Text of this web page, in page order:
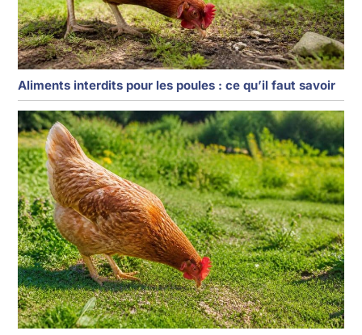
Aliments interdits pour les poules : ce qu’il faut savoir